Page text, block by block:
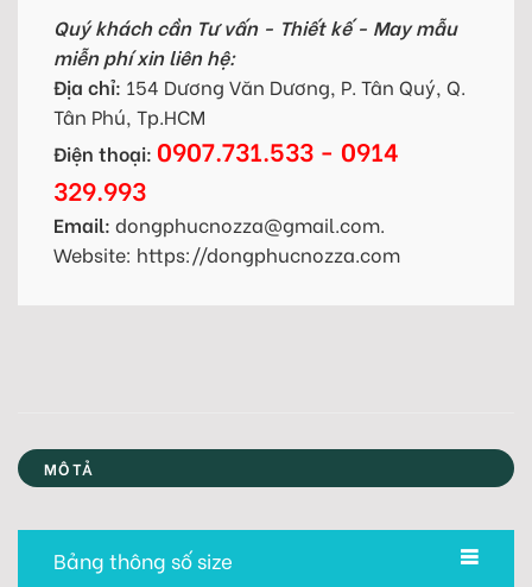
Quý khách cần Tư vấn - Thiết kế - May mẫu
miễn phí xin liên hệ:
Địa chỉ: 154 Dương Văn Dương, P. Tân Quý, Q.
Tân Phú, Tp.HCM
Điện thoại: 0907.731.533 - 0914
329.993
Email: dongphucnozza@gmail.com.
Website: https://dongphucnozza.com
MÔ TẢ
Bảng thông số size